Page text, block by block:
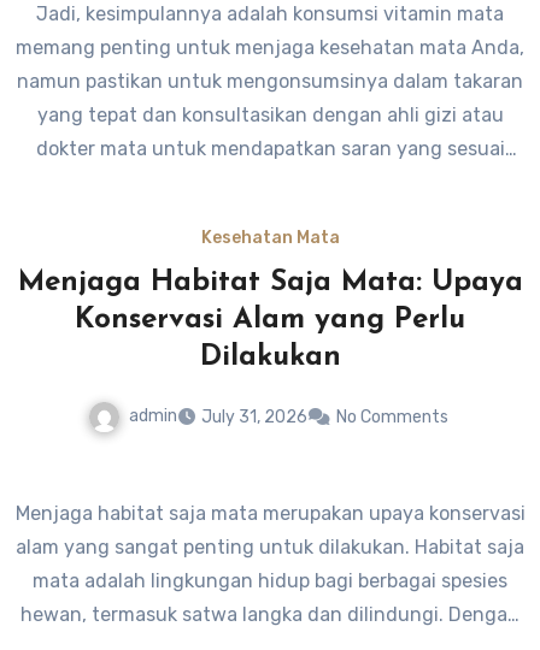
mengonsumsi suplemen vitamin mata, terutama jika
Anda sudah mengonsumsi makanan yang kaya akan
vitamin dan mineral.”
Jadi, kesimpulannya adalah konsumsi vitamin mata
memang penting untuk menjaga kesehatan mata Anda,
namun pastikan untuk mengonsumsinya dalam takaran
yang tepat dan konsultasikan dengan ahli gizi atau
dokter mata untuk mendapatkan saran yang sesuai
Kesehatan Mata
Menjaga Habitat Saja Mata: Upaya
Konservasi Alam yang Perlu
Dilakukan
admin July 31, 2026 No Comments
Menjaga habitat saja mata merupakan upaya konservasi
alam yang sangat penting untuk dilakukan. Habitat saja
mata adalah lingkungan hidup bagi berbagai spesies
hewan, termasuk satwa langka dan dilindungi. Dengan